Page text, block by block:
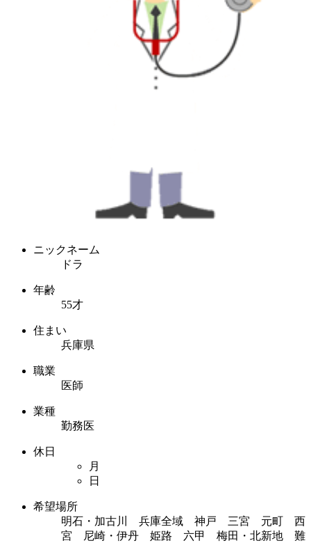
ニックネーム
ドラ
年齢
55才
住まい
兵庫県
職業
医師
業種
勤務医
休日
月
日
希望場所
明石・加古川 兵庫全域 神戸 三宮 元町 西
宮 尼崎・伊丹 姫路 六甲 梅田・北新地 難